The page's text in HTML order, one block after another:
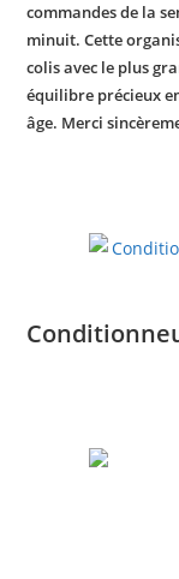
commandes de la
minuit. Cette
colis avec le plus
équilibre précieux
âge. Merci